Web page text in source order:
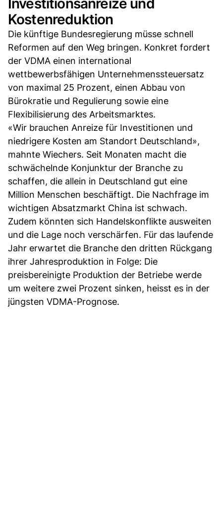
Investitionsanreize und
Kostenreduktion
Die künftige Bundesregierung müsse schnell
Reformen auf den Weg bringen. Konkret fordert
der VDMA einen international
wettbewerbsfähigen Unternehmenssteuersatz
von maximal 25 Prozent, einen Abbau von
Bürokratie und Regulierung sowie eine
Flexibilisierung des Arbeitsmarktes.
«Wir brauchen Anreize für Investitionen und
niedrigere Kosten am Standort Deutschland»,
mahnte Wiechers. Seit Monaten macht die
schwächelnde Konjunktur der Branche zu
schaffen, die allein in Deutschland gut eine
Million Menschen beschäftigt. Die Nachfrage im
wichtigen Absatzmarkt China ist schwach.
Zudem könnten sich Handelskonflikte ausweiten
und die Lage noch verschärfen. Für das laufende
Jahr erwartet die Branche den dritten Rückgang
ihrer Jahresproduktion in Folge: Die
preisbereinigte Produktion der Betriebe werde
um weitere zwei Prozent sinken, heisst es in der
jüngsten VDMA-Prognose.